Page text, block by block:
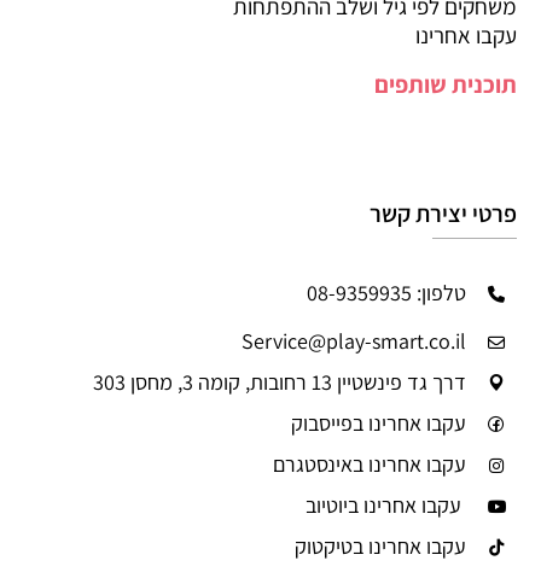
משחקים לפי גיל ושלב ההתפתחות
עקבו אחרינו
תוכנית שותפים
פרטי יצירת קשר
טלפון: 08-9359935
Service@play-smart.co.il
דרך גד פינשטיין 13 רחובות, קומה 3, מחסן 303
עקבו אחרינו בפייסבוק
עקבו אחרינו באינסטגרם
עקבו אחרינו ביוטיוב
עקבו אחרינו בטיקטוק